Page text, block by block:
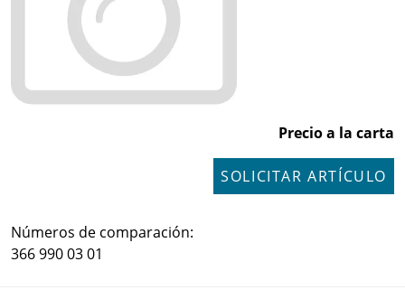
Precio a la carta
SOLICITAR ARTÍCULO
Números de comparación:
366 990 03 01